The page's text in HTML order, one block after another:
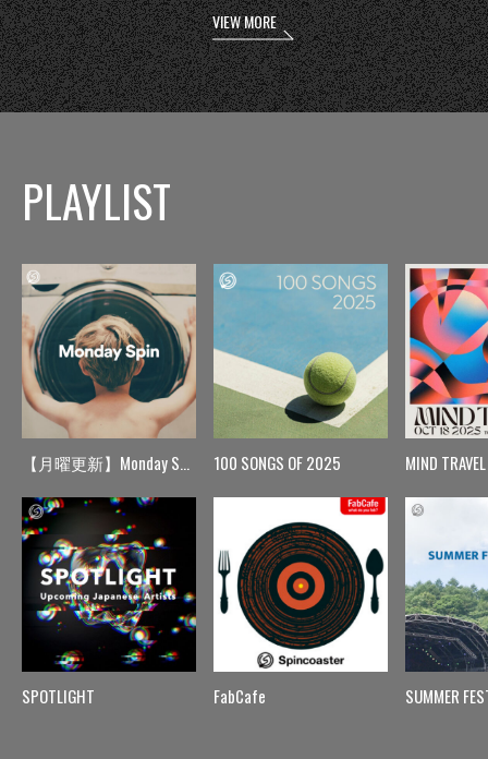
VIEW MORE
PLAYLIST
【月曜更新】Monday Spin
SPOTLIGHT
100 SONGS OF 2025
FabCafe
MIND TRAVEL
SUMMER